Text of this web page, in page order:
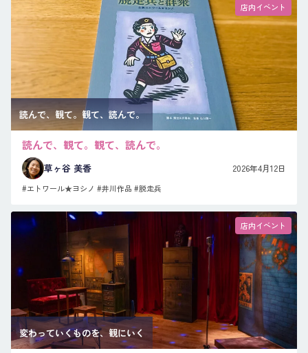
店内イベント
読んで、観て。観て、読んで。
読んで、観て。観て、読んで。
草ヶ谷 美香 2026年4月12日
#エトワール★ヨシノ #井川作品 #脱走兵
店内イベント
変わっていくものを、観にいく